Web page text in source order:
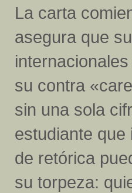
La carta
asegura que
su contra
sin una sola
estudiante
de retórica
su torpeza: